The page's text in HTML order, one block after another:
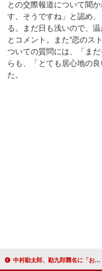
との交際報道について聞
す、そうですね」と認め
る。まだ日も浅いので、
とコメント。また“恋のス
ついての質問には、「ま
らも、「とても居心地の
た。
中村勘太郎、勘九郎襲名に「おそれ多い」 ４カ月の息子と親子孫３代そろっての舞台に期待